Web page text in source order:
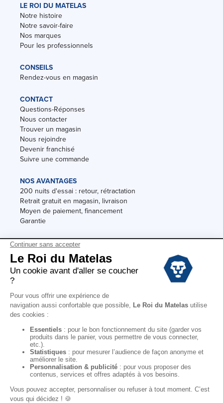
LE ROI DU MATELAS
Notre histoire
Notre savoir-faire
Nos marques
Pour les professionnels
CONSEILS
Rendez-vous en magasin
CONTACT
Questions-Réponses
Nous contacter
Trouver un magasin
Nous rejoindre
Devenir franchisé
Suivre une commande
NOS AVANTAGES
200 nuits d'essai : retour, rétractation
Retrait gratuit en magasin, livraison
Moyen de paiement, financement
Garantie
Conditions des offres
Black Friday
Destockage
Conditions Générales de vente magasin
Conditions Générales de vente internet
Mentions Légales
Données personnelles
Codes promo Le Roi du Matelas